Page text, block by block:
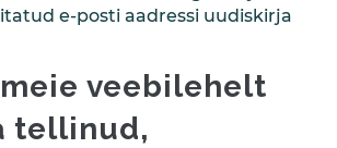
e-posti aadressi uudiskirja
veebilehelt
tellinud,